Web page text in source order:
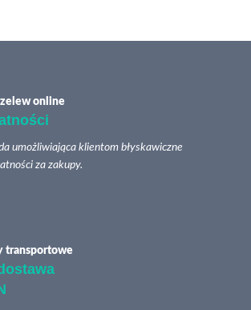
online
umożliwiająca klientom błyskawiczne
za zakupy.
transportowe